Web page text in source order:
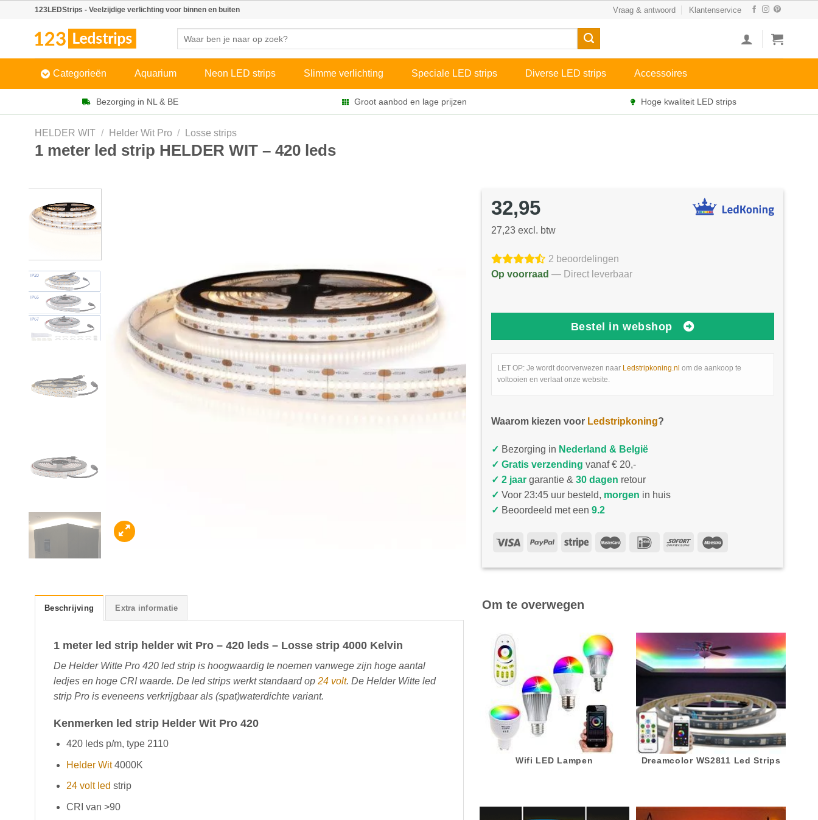
123LEDStrips - Veelzijdige verlichting voor binnen en buiten Vraag & antwoord Klantenservice
Categorieën Aquarium Neon LED strips Slimme verlichting Speciale LED strips Diverse LED strips Accessoires
Bezorging in NL & BE Groot aanbod en lage prijzen Hoge kwaliteit LED strips
HELDER WIT / Helder Wit Pro / Losse strips
1 meter led strip HELDER WIT – 420 leds
32,95
27,23 excl. btw
2 beoordelingen
Op voorraad — Direct leverbaar
Bestel in webshop
LET OP: Je wordt doorverwezen naar Ledstripkoning.nl om de aankoop te
voltooien en verlaat onze website.
Waarom kiezen voor Ledstripkoning?
✓ Bezorging in Nederland & België
✓ Gratis verzending vanaf € 20,-
✓ 2 jaar garantie & 30 dagen retour
✓ Voor 23:45 uur besteld, morgen in huis
✓ Beoordeeld met een 9.2
Beschrijving Extra informatie
1 meter led strip helder wit Pro – 420 leds – Losse strip 4000 Kelvin
De Helder Witte Pro 420 led strip is hoogwaardig te noemen vanwege zijn hoge aantal
ledjes en hoge CRI waarde. De led strips werkt standaard op 24 volt. De Helder Witte led
strip Pro is eveneens verkrijgbaar als (spat)waterdichte variant.
Kenmerken led strip Helder Wit Pro 420
420 leds p/m, type 2110
Helder Wit4000K
24 volt led strip
CRI van >90
Om te overwegen
Wifi LED Lampen Dreamcolor WS2811 Led Strips